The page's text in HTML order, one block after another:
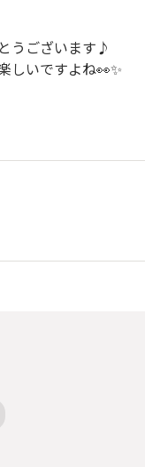
うございます♪
しいですよね👀✨